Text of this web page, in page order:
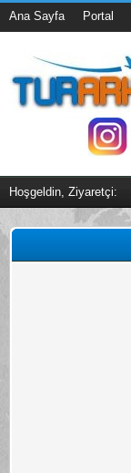
Ana Sayfa Portal
Hoşgeldin, Ziyaretçi: